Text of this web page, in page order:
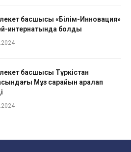
басшысы «Білім-Инновация»
интернатында болды
басшысы Түркістан
Мұз сарайын аралап